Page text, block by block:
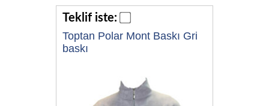
Teklif iste:
Toptan Polar Mont Baskı Gri
baskı